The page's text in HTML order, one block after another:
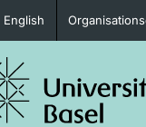
English